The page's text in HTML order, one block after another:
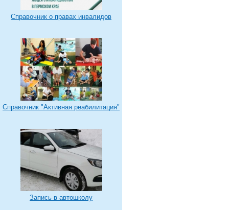
Справочник о правах инвалидов
Справочник "Активная реабилитация"
Запись в автошколу